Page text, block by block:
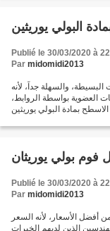
البولي يوريثين
Publié le 30/03/2020 à
Par midomidi2013
والسهلة جداً، لأنه
العضوية بواسطة الروابط،
بمادة البولي يوريثين
بولي يوريثان
Publié le 30/03/2020 à
Par midomidi2013
أفضل الأسعار، لأنه السعر
الذين لديهم الخبرات